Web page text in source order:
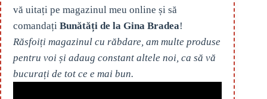
vă uitați pe magazinul meu online și să
comandați Bunătăți de la Gina Bradea!
Răsfoiți magazinul cu răbdare, am multe produse
pentru voi și adaug constant altele noi, ca să vă
bucurați de tot ce e mai bun.